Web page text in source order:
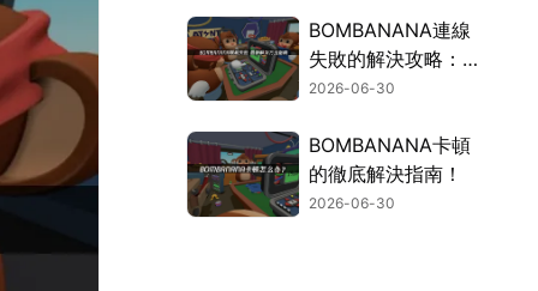
BOMBANANA連線
失敗的解決攻略：所
有難題一次搞定！
2026-06-30
BOMBANANA卡頓
的徹底解決指南！
2026-06-30